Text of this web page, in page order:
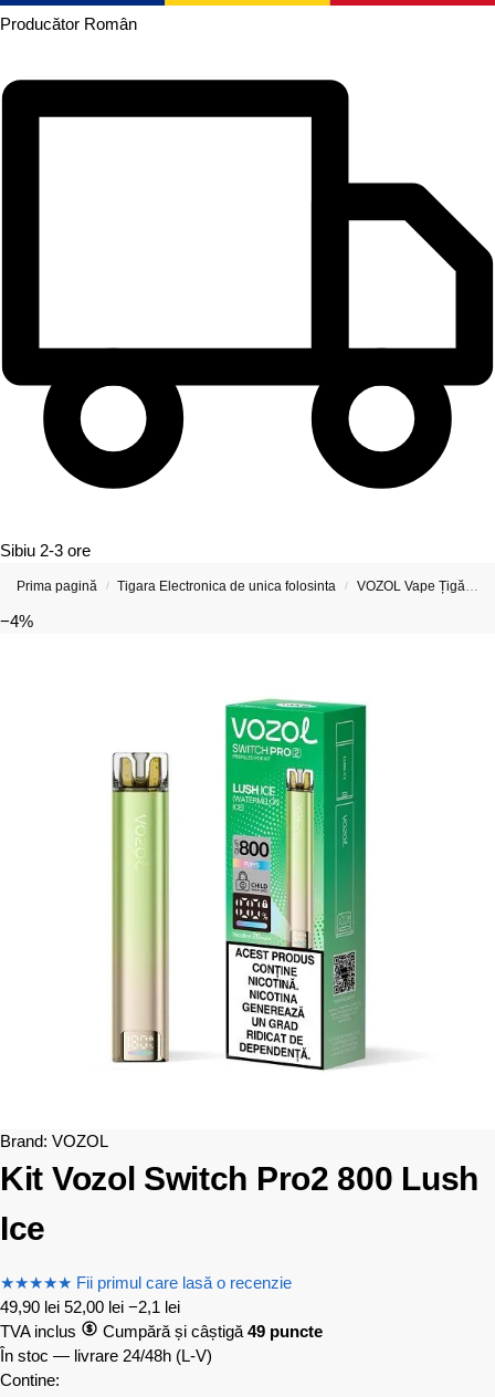
Producător Român
Sibiu 2-3 ore
Prima pagină / Tigara Electronica de unica folosinta / VOZOL Vape Țigări Electronice & Vape-uri
−4%
Brand: VOZOL
Kit Vozol Switch Pro2 800 Lush
Ice
★★★★★ Fii primul care lasă o recenzie
49,90 lei 52,00 lei −2,1 lei
TVA inclus
Cumpără și câștigă 49 puncte
În stoc — livrare 24/48h (L-V)
Contine: